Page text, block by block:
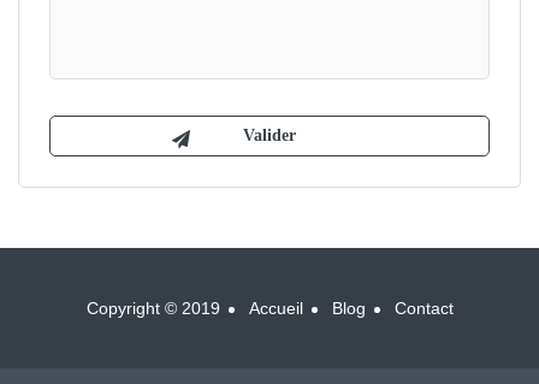
Copyright © 2019 Accueil Blog Contact